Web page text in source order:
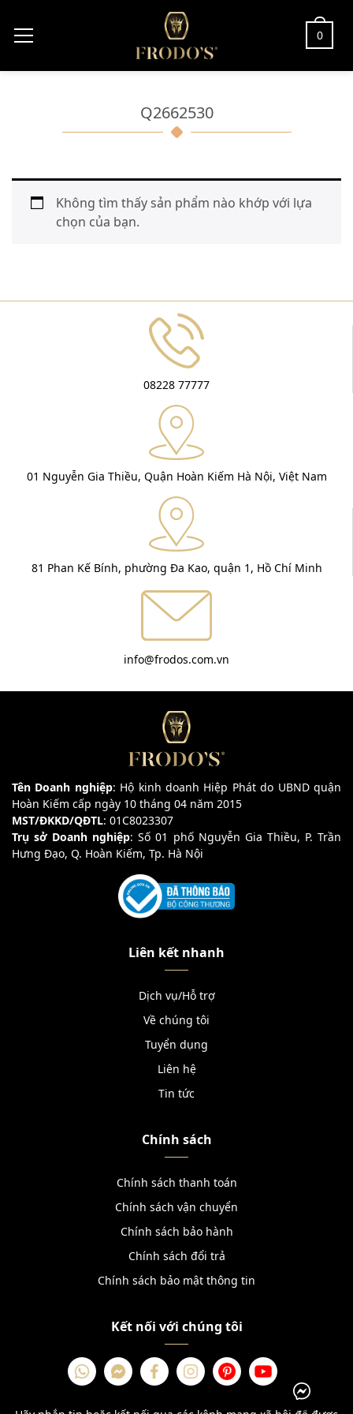
0
Q2662530
Không tìm thấy sản phẩm nào khớp với lựa
chọn của bạn.
08228 77777
01 Nguyễn Gia Thiều, Quận Hoàn Kiếm Hà Nội, Việt Nam
81 Phan Kế Bính, phường Đa Kao, quận 1, Hồ Chí Minh
info@frodos.com.vn
Tên Doanh nghiệp: Hộ kinh doanh Hiệp Phát do UBND quận
Hoàn Kiếm cấp ngày 10 tháng 04 năm 2015
MST/ĐKKD/QĐTL: 01C8023307
Trụ sở Doanh nghiệp: Số 01 phố Nguyễn Gia Thiều, P. Trần
Hưng Đạo, Q. Hoàn Kiếm, Tp. Hà Nội
Liên kết nhanh
Dịch vụ/Hỗ trợ
Về chúng tôi
Tuyển dụng
Liên hệ
Tin tức
Chính sách
Chính sách thanh toán
Chính sách vận chuyển
Chính sách bảo hành
Chính sách đổi trả
Chính sách bảo mật thông tin
Kết nối với chúng tôi